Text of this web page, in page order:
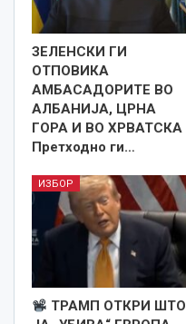
ЗЕЛЕНСКИ ГИ
ОТПОВИКА
АМБАСАДОРИТЕ ВО
АЛБАНИЈА, ЦРНА
ГОРА И ВО ХРВАТСКА
Претходно ги…
ИЗБОР
ТРАМП ОТКРИ ШТО